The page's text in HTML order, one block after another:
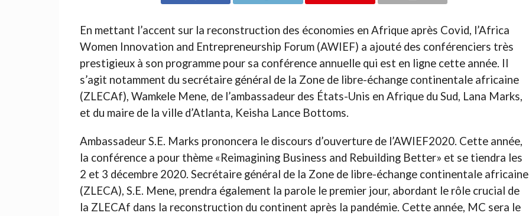
En mettant l’accent sur la reconstruction des économies en Afrique après Covid, l’Africa
Women Innovation and Entrepreneurship Forum (AWIEF) a ajouté des conférenciers très
prestigieux à son programme pour sa conférence annuelle qui est en ligne cette année. Il
s’agit notamment du secrétaire général de la Zone de libre-échange continentale africaine
(ZLECAf), Wamkele Mene, de l’ambassadeur des États-Unis en Afrique du Sud, Lana Marks,
et du maire de la ville d’Atlanta, Keisha Lance Bottoms.
Ambassadeur S.E. Marks prononcera le discours d’ouverture de l’AWIEF2020. Cette année,
la conférence a pour thème «Reimagining Business and Rebuilding Better» et se tiendra les
2 et 3 décembre 2020. Secrétaire général de la Zone de libre-échange continentale africaine
(ZLECA), S.E. Mene, prendra également la parole le premier jour, abordant le rôle crucial de
la ZLECAf dans la reconstruction du continent après la pandémie. Cette année, MC sera le